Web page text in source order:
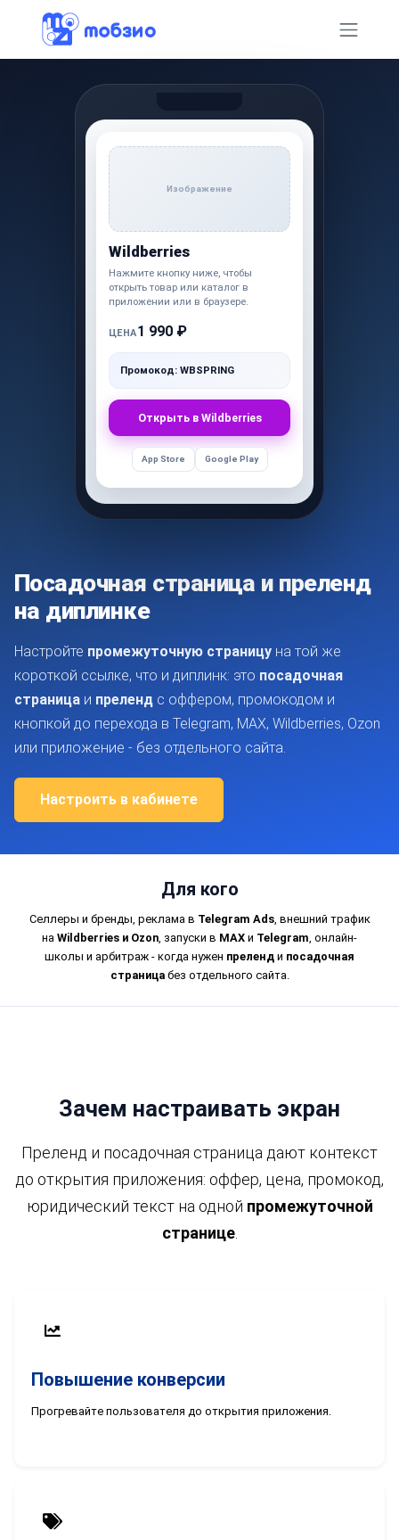
Посадочная страница и преленд
на диплинке
Настройте промежуточную страницу на той же
короткой ссылке, что и диплинк: это посадочная
страница и преленд с оффером, промокодом и
кнопкой до перехода в Telegram, MAX, Wildberries, Ozon
или приложение - без отдельного сайта.
Настроить в кабинете
Изображение
Wildberries
Нажмите кнопку ниже, чтобы
открыть товар или каталог в
приложении или в браузере.
ЦЕНА1 990 ₽
Промокод: WBSPRING
Открыть в Wildberries
App Store Google Play
Для кого
Селлеры и бренды, реклама в Telegram Ads, внешний трафик
на Wildberries и Ozon, запуски в MAX и Telegram, онлайн-
школы и арбитраж - когда нужен преленд и посадочная
страницабез отдельного сайта.
Зачем настраивать экран
Преленд и посадочная страница дают контекст
до открытия приложения: оффер, цена, промокод,
юридический текст на одной промежуточной
странице.
Повышение конверсии
Прогревайте пользователя до открытия приложения.